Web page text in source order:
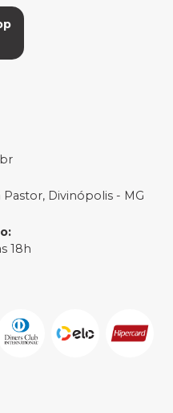
Pastor, Divinópolis - MG
:
18h